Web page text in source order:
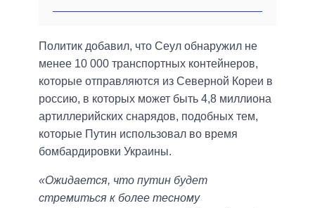
Политик добавил, что Сеул обнаружил не
менее 10 000 транспортных контейнеров,
которые отправляются из Северной Кореи в
россию, в которых может быть 4,8 миллиона
артиллерийских снарядов, подобных тем,
которые Путин использовал во время
бомбардировки Украины.
«Ожидается, что путин будет
стремиться к более тесному